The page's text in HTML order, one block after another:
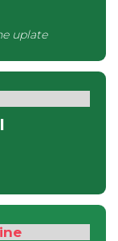
uplate